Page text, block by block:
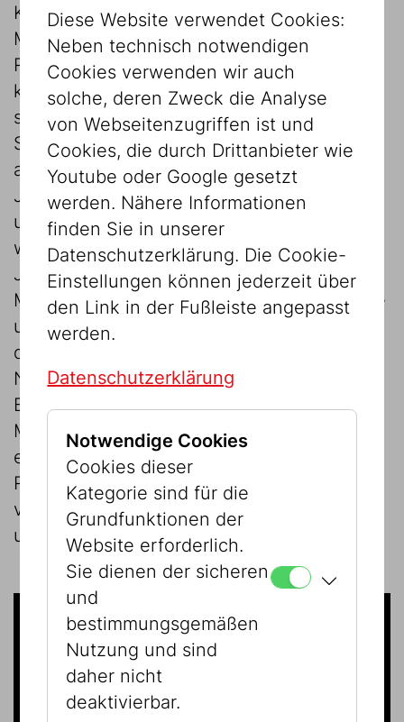
Kaufmann 1899 für das erste Jüdische
Museum in Wien entwarf. Kaufmanns
Rauminstallation war eine revolutionäre
künstlerische Intervention. Einerseits sollte
sie den Nichtjuden eine Vorstellung des
Schabbat als Familienfeiertag liefern,
andererseits den assimilierten Wiener
Juden einen nostalgischen Orientierungs-
und Ruheraum inmitten der
widersprüchlichen Welt der Wiener
Jahrhundertwende bieten. Das Jüdische
Museum Wien besitzt noch wenige Objekte
und eine fotografische Dokumentation von
dem Raum, der 1938 von den
Nationalsozialisten zerstört wurde. Auf
Basis der Objekte sowie des visuellen
Materials und mithilfe digitaler Technik
erarbeitete Maya Zack eine fotografische
Rauminstallation, die diesen wichtigen und
vergessenen Ort der Jahrhundertwende
und sein Konzept neu interpretiert.
Diese Website verwendet Cookies:
Neben technisch notwendigen
Cookies verwenden wir auch
solche, deren Zweck die Analyse
von Webseitenzugriffen ist und
Cookies, die durch Drittanbieter wie
Youtube oder Google gesetzt
werden. Nähere Informationen
finden Sie in unserer
Datenschutzerklärung. Die Cookie-
Einstellungen können jederzeit über
den Link in der Fußleiste angepasst
werden.
Datenschutzerklärung
Notwendige Cookies
Cookies dieser
Kategorie sind für die
Grundfunktionen der
Website erforderlich.
Sie dienen der sicheren
und
bestimmungsgemäßen
Nutzung und sind
daher nicht
deaktivierbar.